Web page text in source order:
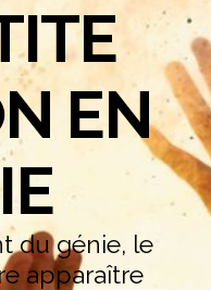
EN
du génie, le
apparaître